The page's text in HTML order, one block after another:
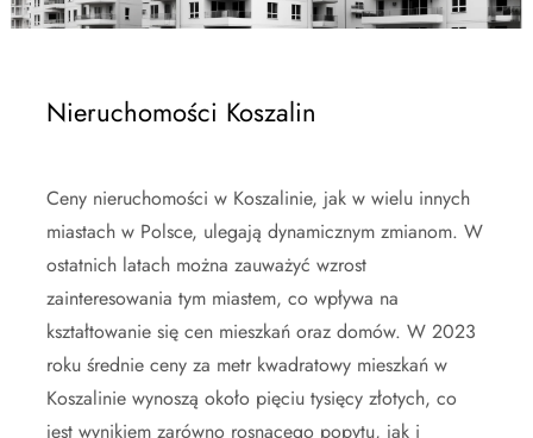
Nieruchomości Koszalin
Ceny nieruchomości w Koszalinie, jak w wielu innych
miastach w Polsce, ulegają dynamicznym zmianom. W
ostatnich latach można zauważyć wzrost
zainteresowania tym miastem, co wpływa na
kształtowanie się cen mieszkań oraz domów. W 2023
roku średnie ceny za metr kwadratowy mieszkań w
Koszalinie wynoszą około pięciu tysięcy złotych, co
jest wynikiem zarówno rosnącego popytu, jak i